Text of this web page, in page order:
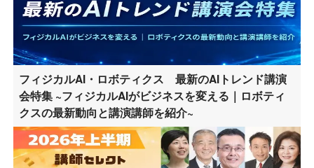
フィジカルAI・ロボティクス 最新のAIトレンド講演
会特集 ~フィジカルAIがビジネスを変える｜ロボティ
クスの最新動向と講演講師を紹介~